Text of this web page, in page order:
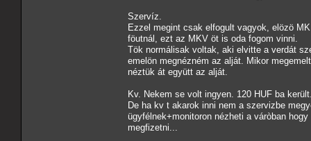
Szervíz.
Ezzel megint csak elfogult vagyok, elözö
föutnál, ezt az MKV öt is oda fogom vinni.
Tök normálisak voltak, aki elvitte a verdát
emelön megnézném az alját. Mikor
néztük át együtt az alját.
Kv. Nekem se volt ingyen. 120 HUF ba
De ha kv t akarok inni nem a szervizbe
ügyfélnek+monitoron nézheti a váròban
megfizetni...